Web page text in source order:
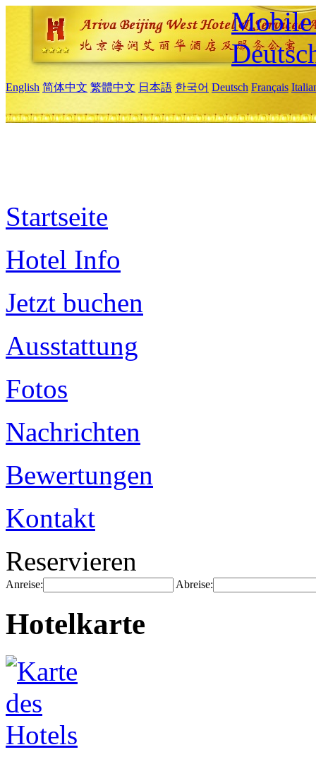
Mobile
English 简体中文 繁體中文 日本語 한국어 Deutsch Français
Startseite
Hotel Info
Jetzt buchen
Ausstattung
Fotos
Nachrichten
Bewertungen
Kontakt
Reservieren
Anreise: Abreise:
Hotelkarte